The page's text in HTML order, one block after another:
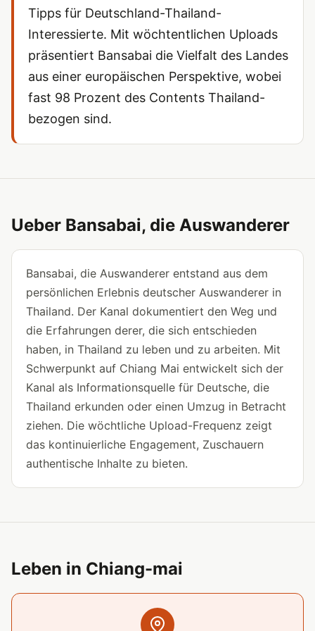
Tipps für Deutschland-Thailand-
Interessierte. Mit wöchtentlichen Uploads
präsentiert Bansabai die Vielfalt des Landes
aus einer europäischen Perspektive, wobei
fast 98 Prozent des Contents Thailand-
bezogen sind.
Ueber Bansabai, die Auswanderer
Bansabai, die Auswanderer entstand aus dem
persönlichen Erlebnis deutscher Auswanderer in
Thailand. Der Kanal dokumentiert den Weg und
die Erfahrungen derer, die sich entschieden
haben, in Thailand zu leben und zu arbeiten. Mit
Schwerpunkt auf Chiang Mai entwickelt sich der
Kanal als Informationsquelle für Deutsche, die
Thailand erkunden oder einen Umzug in Betracht
ziehen. Die wöchtliche Upload-Frequenz zeigt
das kontinuierliche Engagement, Zuschauern
authentische Inhalte zu bieten.
Leben in Chiang-mai